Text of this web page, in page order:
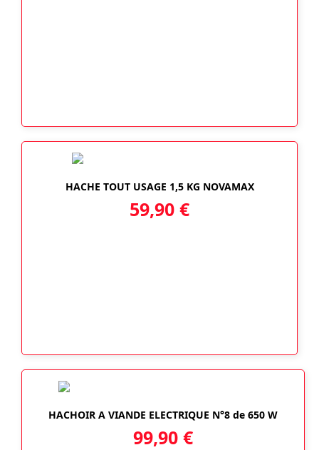
HACHE TOUT USAGE 1,5 KG NOVAMAX
59,90 €
HACHOIR A VIANDE ELECTRIQUE N°8 de 650 W
99,90 €